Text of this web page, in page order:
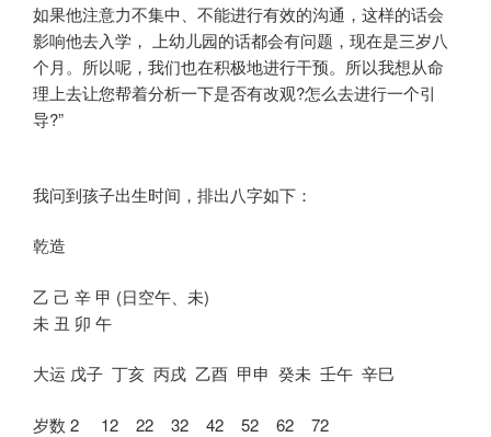
如果他注意力不集中、不能进行有效的沟通，这样的话会
影响他去入学， 上幼儿园的话都会有问题，现在是三岁八
个月。所以呢，我们也在积极地进行干预。所以我想从命
理上去让您帮着分析一下是否有改观?怎么去进行一个引
导?”
我问到孩子出生时间，排出八字如下：
乾造
乙 己 辛 甲 (日空午、未)
未 丑 卯 午
大运 戊子 丁亥 丙戌 乙酉 甲申 癸未 壬午 辛巳
岁数 2 12 22 32 42 52 62 72